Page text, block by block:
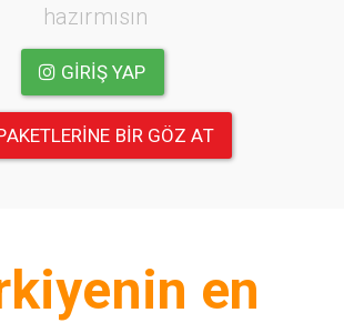
hazırmısın
GIRIŞ YAP
BIR GÖZ AT
en